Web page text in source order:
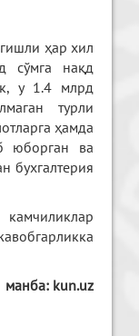
ҳар хил
сўмга нақд
у 1.4 млрд
турли
ҳамда
юборган ва
бухгалтерия
манба: kun.uz